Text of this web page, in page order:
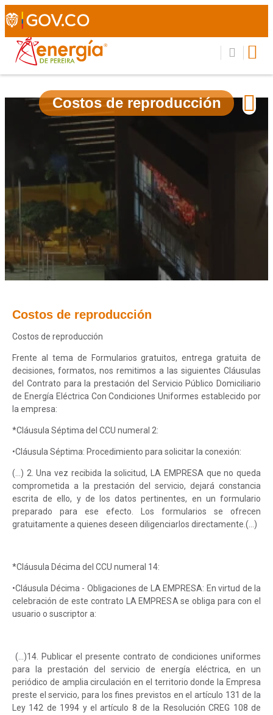
Costos de reproducción
Costos de reproducción
Costos de reproducción
Frente al tema de Formularios gratuitos, entrega gratuita de
decisiones, formatos, nos remitimos a las siguientes Cláusulas
del Contrato para la prestación del Servicio Público Domiciliario
de Energía Eléctrica Con Condiciones Uniformes establecido por
la empresa:
*Cláusula Séptima del CCU numeral 2:
•Cláusula Séptima: Procedimiento para solicitar la conexión:
(…) 2. Una vez recibida la solicitud, LA EMPRESA que no queda
comprometida a la prestación del servicio, dejará constancia
escrita de ello, y de los datos pertinentes, en un formulario
preparado para ese efecto. Los formularios se ofrecen
gratuitamente a quienes deseen diligenciarlos directamente.(…)
*Cláusula Décima del CCU numeral 14:
•Cláusula Décima - Obligaciones de LA EMPRESA: En virtud de la
celebración de este contrato LA EMPRESA se obliga para con el
usuario o suscriptor a:
(…)14. Publicar el presente contrato de condiciones uniformes
para la prestación del servicio de energía eléctrica, en un
periódico de amplia circulación en el territorio donde la Empresa
preste el servicio, para los fines previstos en el artículo 131 de la
Ley 142 de 1994 y el artículo 8 de la Resolución CREG 108 de